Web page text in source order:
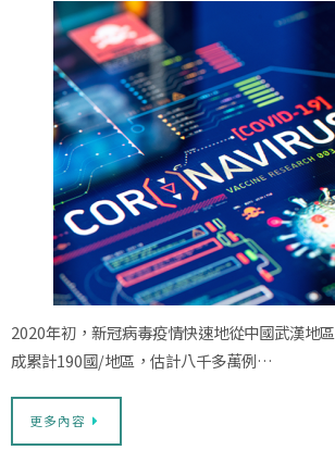
2020年初，新冠病毒疫情快速地從中國武漢地
成累計190國/地區，估計八千多萬例…
更多內容